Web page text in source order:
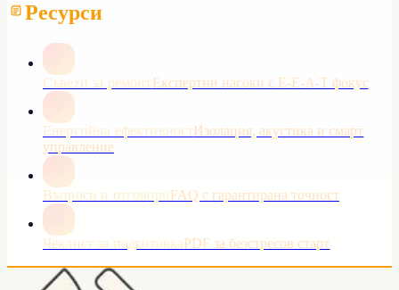
Ресурси
Съвети за ремонтЕкспертни насоки с E-E-A-T фокус
Енергийна ефективностИзолация, акустика и смарт
управление
Въпроси и отговориFAQ с гарантирана точност
Чеклист за подготовкаPDF за безстресов старт